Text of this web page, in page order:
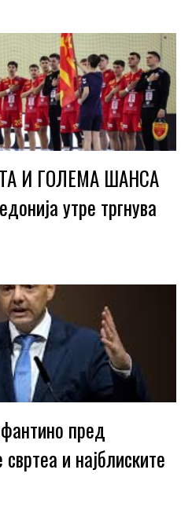
И ГОЛЕМА ШАНСА
утре тргнува
пред
и најблиските